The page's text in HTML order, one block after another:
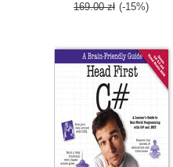
169.00 zł (-15%)